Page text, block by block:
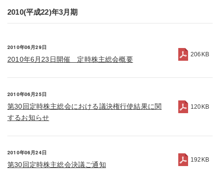
2010(平成22)年3月期
2010年06月29日
2010年6月23日開催 定時株主総会概要
206KB
2010年06月25日
第30回定時株主総会における議決権行使結果に関
するお知らせ
120KB
2010年06月24日
第30回定時株主総会決議ご通知
192KB